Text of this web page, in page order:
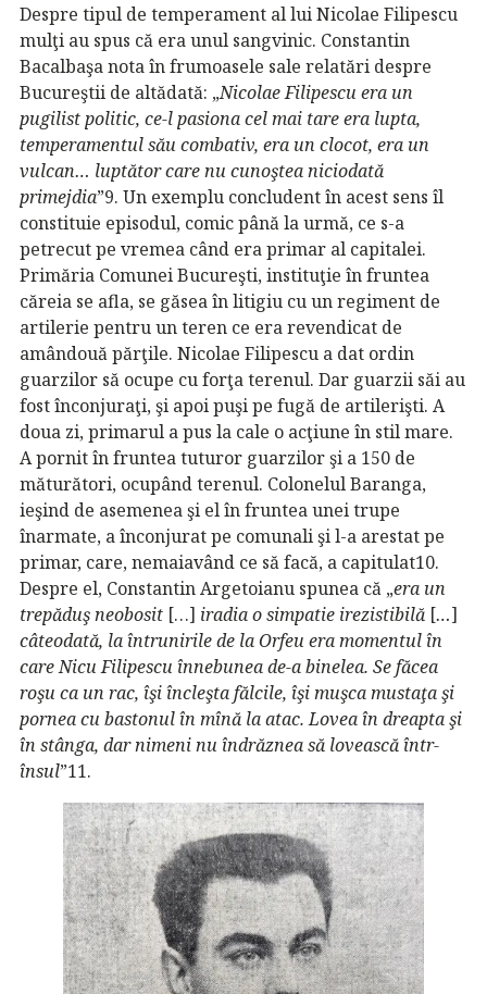
Despre tipul de temperament al lui Nicolae Filipescu
mulţi au spus că era unul sangvinic. Constantin
Bacalbaşa nota în frumoasele sale relatări despre
Bucureştii de altădată: „Nicolae Filipescu era un
pugilist politic, ce-l pasiona cel mai tare era lupta,
temperamentul său combativ, era un clocot, era un
vulcan… luptător care nu cunoştea niciodată
primejdia”9. Un exemplu concludent în acest sens îl
constituie episodul, comic până la urmă, ce s-a
petrecut pe vremea când era primar al capitalei.
Primăria Comunei Bucureşti, instituţie în fruntea
căreia se afla, se găsea în litigiu cu un regiment de
artilerie pentru un teren ce era revendicat de
amândouă părţile. Nicolae Filipescu a dat ordin
guarzilor să ocupe cu forţa terenul. Dar guarzii săi au
fost înconjuraţi, şi apoi puşi pe fugă de artilerişti. A
doua zi, primarul a pus la cale o acţiune în stil mare.
A pornit în fruntea tuturor guarzilor şi a 150 de
măturători, ocupând terenul. Colonelul Baranga,
ieşind de asemenea şi el în fruntea unei trupe
înarmate, a înconjurat pe comunali şi l-a arestat pe
primar, care, nemaiavând ce să facă, a capitulat10.
Despre el, Constantin Argetoianu spunea că „era un
trepăduş neobosit […] iradia o simpatie irezistibilă […]
câteodată, la întrunirile de la Orfeu era momentul în
care Nicu Filipescu înnebunea de-a binelea. Se făcea
roşu ca un rac, îşi încleşta fălcile, îşi muşca mustaţa şi
pornea cu bastonul în mînă la atac. Lovea în dreapta şi
în stânga, dar nimeni nu îndrăznea să lovească într-
însul”11.